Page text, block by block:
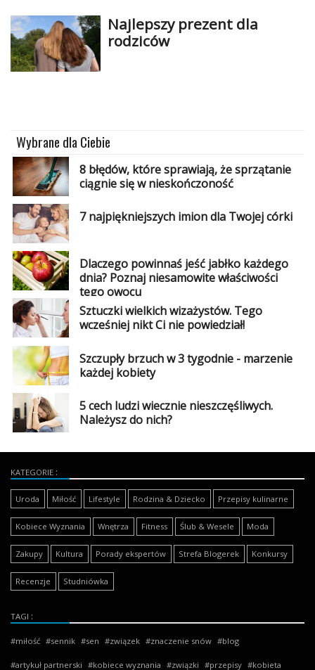
Najlepszy prezent dla
rodziców
Wybrane dla Ciebie
8 błędów, które sprawiają, że sprzątanie
ciągnie się w nieskończoność
7 najpiękniejszych imion dla Twojej córki
Dlaczego powinnaś jeść jabłko każdego
dnia? Poznaj niesamowite właściwości
tego owocu
Sztuczki wielkich wizażystów. Tego
wcześniej nikt Ci nie powiedział!
Szczupły brzuch w 3 tygodnie - marzenie
każdej kobiety
5 cech ludzi wiecznie nieszczęśliwych.
Należysz do nich?
KATEGORIE
Uroda Miłość Lifestyle Rodzina & Dziecko Przepisy kulinarne
Kobiece Wyznania Wnętrza Fitness Ślub & Wesele Moda
Zakupy Kultura Porady ekspertów Strefa Blogerek Konkursy
Recenzje Studniówka
TAGI
miłość sennik sen związek znaczenie snów blog
artykuł partnerski kobiece wyznania związki przepisy kobieta